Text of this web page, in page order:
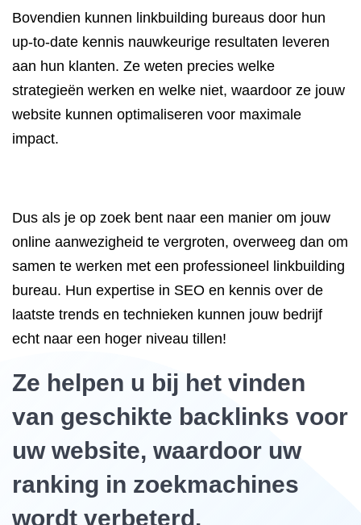
Bovendien kunnen linkbuilding bureaus door hun
up-to-date kennis nauwkeurige resultaten leveren
aan hun klanten. Ze weten precies welke
strategieën werken en welke niet, waardoor ze jouw
website kunnen optimaliseren voor maximale
impact.
Dus als je op zoek bent naar een manier om jouw
online aanwezigheid te vergroten, overweeg dan om
samen te werken met een professioneel linkbuilding
bureau. Hun expertise in SEO en kennis over de
laatste trends en technieken kunnen jouw bedrijf
echt naar een hoger niveau tillen!
Ze helpen u bij het vinden
van geschikte backlinks voor
uw website, waardoor uw
ranking in zoekmachines
wordt verbeterd.